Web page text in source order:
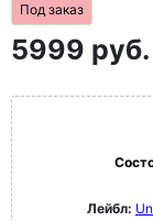
Под заказ
5999 руб.
Лейбл: